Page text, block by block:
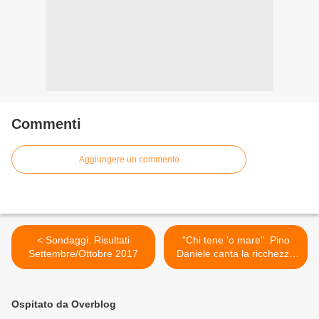
Commenti
Aggiungere un commento
< Sondaggi: Risultati
Settembre/Ottobre 2017
"Chi tene 'o mare": Pino
Daniele canta la ricchezza
effimera del Sud >
Ospitato da Overblog